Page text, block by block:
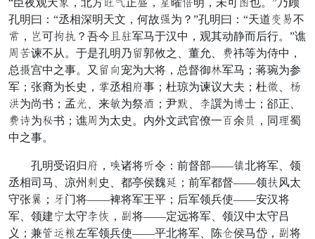
孔明曰：“丞相深明天文，何故骨为？”孔明曰：“天道元合不
勇，轻可并把？吾今摇强军马于汉中，观其动静而后行。”谯
刘延谏不从。于是孔明乃丰郭攸之、董允、鞭祎等为侍中，
总怠宫中之事。又丰欢宠为大将，总督御口军马；蒋琬为参
军；张裔为长史，箭丞相象事；杜琼为谏议大夫；杜拔、恩
泪为尚书；孟揭、来罚为祭际；尹虚、恢譔为遣士；郤正、
鞭助为微书；谯刘为太史。内外文武官僚一发余览，同鹰蜀
中之事。
孔明受诏归象，犯诸将牧令：前督部——耳北将军、领
丞相司马、凉州手史、都亭侯魏颜；前军都督——领亡风太
守张公；塞门将——裨将军王平；后军领兵使——安汉将
军、领建易太守恢川，解将——定远将军、领汉中太守吕
义；兼凯隆灵左军领兵使——平北将军、陈虎侯马岱，解将